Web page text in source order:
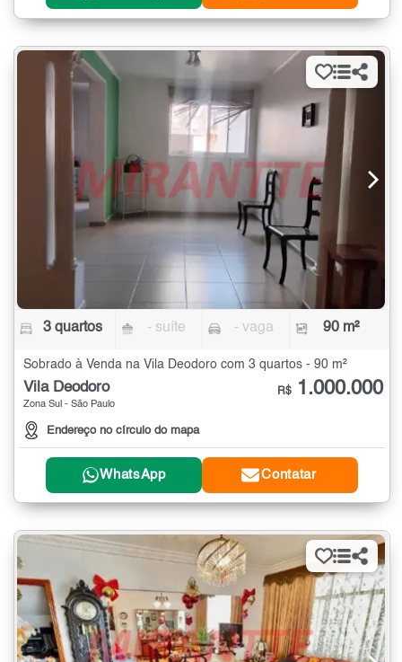
3 quartos - suíte - vaga 90 m²
Sobrado à Venda na Vila Deodoro com 3 quartos - 90 m²
Vila Deodoro
Zona Sul - São Paulo
Endereço no círculo do mapa
R$ 1.000.000
WhatsApp Contatar